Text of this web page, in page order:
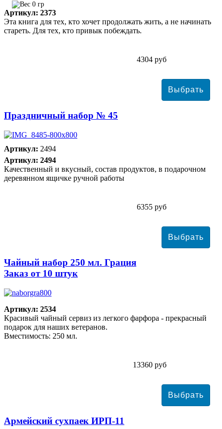
0 гр
Артикул: 2373
Эта книга для тех, кто хочет продолжать жить, а не начинать
стареть. Для тех, кто привык побеждать.
4304 руб
Праздничный набор № 45
Артикул: 2494
Артикул: 2494
Качественный и вкусный, состав продуктов, в подарочном
деревянном ящичке ручной работы
6355 руб
Чайный набор 250 мл. Грация
Заказ от 10 штук
Артикул: 2534
Красивый чайный сервиз из легкого фарфора - прекрасный
подарок для наших ветеранов.
Вместимость: 250 мл.
13360 руб
Армейский сухпаек ИРП-11